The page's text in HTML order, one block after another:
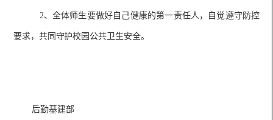
2、全体师生要做好自己健康的第一责任人，自觉遵守防控
要求，共同守护校园公共卫生安全。
后勤基建部